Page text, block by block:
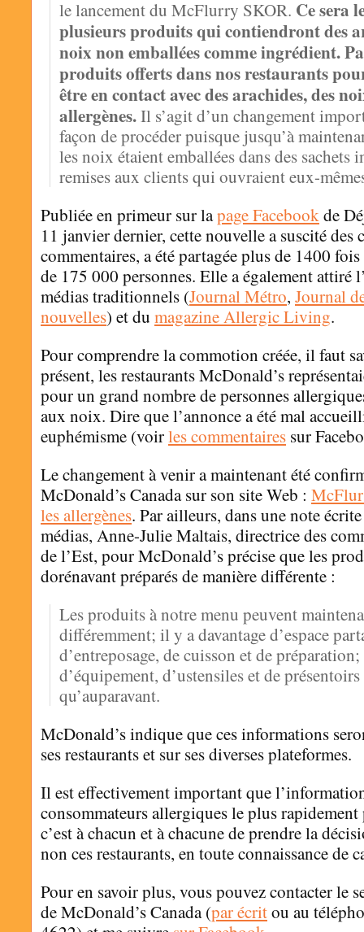
le lancement du McFlurry SKOR. Ce sera
plusieurs produits qui contiendront des
noix non emballées comme ingrédient.
produits offerts dans nos restaurants
être en contact avec des arachides, des
allergènes.Il s’agit d’un changement
façon de procéder puisque jusqu’à
les noix étaient emballées dans des sachets
remises aux clients qui ouvraient eux-
Publiée en primeur sur lapage Facebookde
11 janvier dernier, cette nouvelle a suscité des
commentaires, a été partagée plus de 1400
de 175 000 personnes. Elle a également attiré
médias traditionnels (Journal Métro, Journal
nouvelles) et du magazine Allergic Living.
Pour comprendre la commotion créée, il faut
présent, les restaurants McDonald’s
pour un grand nombre de personnes
aux noix. Dire que l’annonce a été mal
euphémisme (voirles commentaires sur
Le changement à venir a maintenant été
McDonald’s Canada sur son site Web :
les allergènes. Par ailleurs, dans une note
médias, Anne-Julie Maltais, directrice des
de l’Est, pour McDonald’s précise que les
dorénavant préparés de manière différente :
Les produits à notre menu peuvent
différemment; il y a davantage d’espace
d’entreposage, de cuisson et de
d’équipement, d’ustensiles et de
qu’auparavant.
McDonald’s indique que ces informations
ses restaurants et sur ses diverses plateformes.
Il est effectivement important que
consommateurs allergiques le plus
c’est à chacun et à chacune de prendre la
non ces restaurants, en toute connaissance de
Pour en savoir plus, vous pouvez contacter le
de McDonald’s Canada (par écritou au